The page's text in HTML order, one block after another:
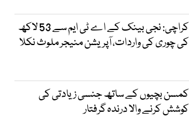
کراچی: نجی بینک کے اے ٹی ایم سے 53 لاکھ
کی چوری کی واردات، آپریشن منیجر ملوث نکلا
کمسن بچیوں کے ساتھ جنسی زیادتی کی
کوشش کرنے والا درندہ گرفتار